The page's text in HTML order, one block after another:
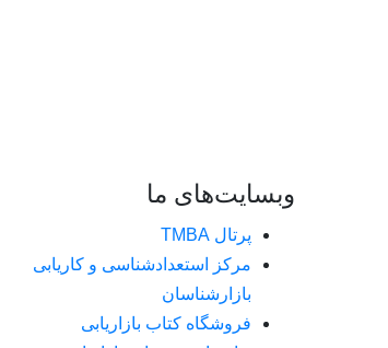
وبسایت‌های ما
پرتال TMBA
مرکز استعدادشناسی و کاریابی
بازارشناسان
فروشگاه کتاب بازاریابی